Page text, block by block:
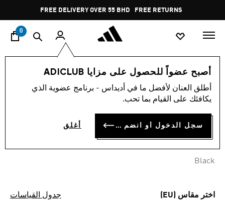
Pause
promotion
rotation
FREE DELIVERY OVER 55 BHD FREE RETURNS
0
أصبح عضواً للحصول على مزايا ADICLUB
أطلق العنان لأفضل ما في أديداس - برنامج عضوية الذي
يكافئك على القيام بما تحب.
سجل الدخول أو انضم الآن أغلق
النساء ملابس
صدرية ADIZERO RUNNING
BD 53.75
Black
اختر مقاس (EU) جدول القياسات